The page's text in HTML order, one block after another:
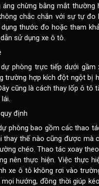
chừng bằng mắt thường
chắc chắn với sự tự đo
thước đo hoặc tham
sử dụng xe ô tô.
phòng trực tiếp dưới gầm
trường hợp kích đột ngột bị
cũng là cách thay lốp ô tô
định
phòng bao gồm các thao
thay thế nào cũng được mà
chéo. Thao tác xoay
nên thực hiện. Việc thực
xe ô tô không rơi vào
hướng, đồng thời giúp